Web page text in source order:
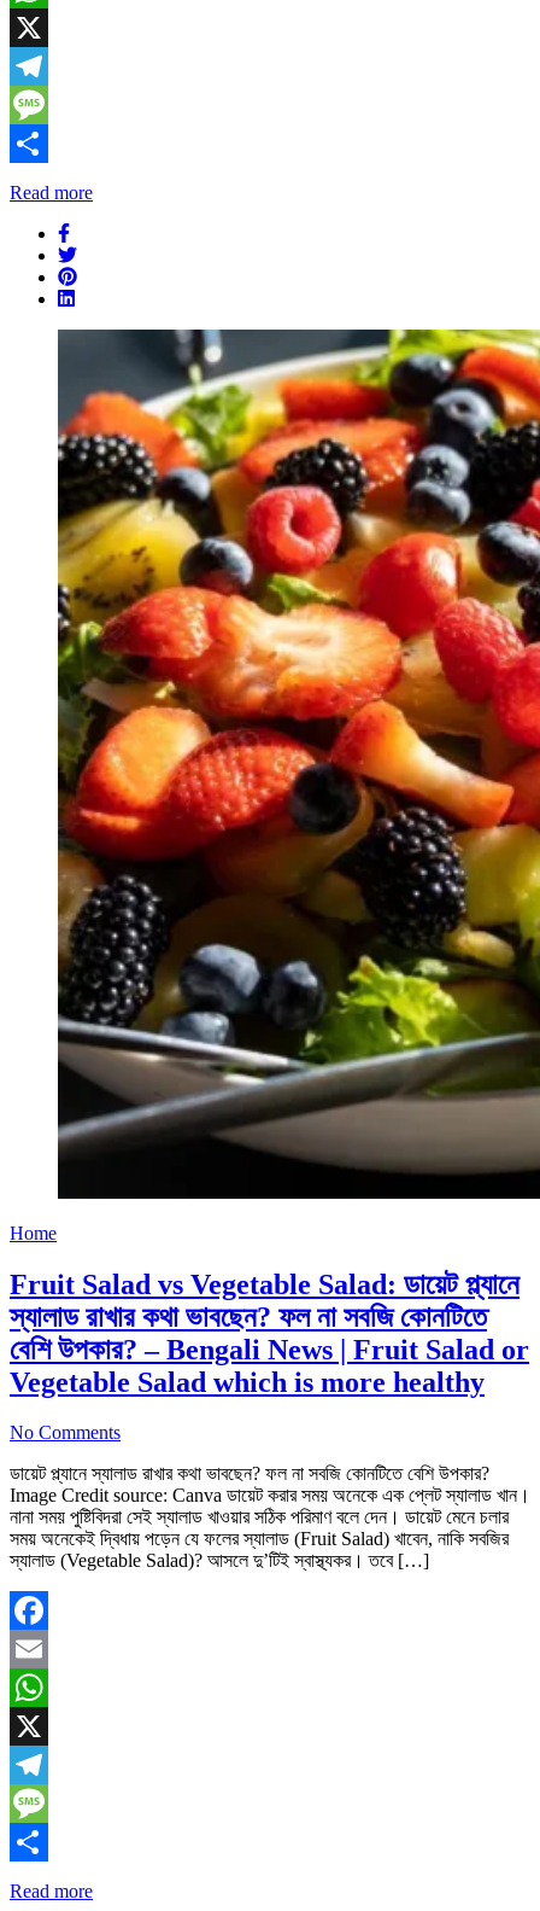
WhatsApp
X
Telegram
Message
Share
Read more
Home
Fruit Salad vs Vegetable Salad: ডায়েট প্ল্যানে
স্যালাড রাখার কথা ভাবছেন? ফল না সবজি কোনটিতে
বেশি উপকার? – Bengali News | Fruit Salad or
Vegetable Salad which is more healthy
No Comments
ডায়েট প্ল্যানে স্যালাড রাখার কথা ভাবছেন? ফল না সবজি কোনটিতে বেশি উপকার?
Image Credit source: Canva ডায়েট করার সময় অনেকে এক প্লেট স্যালাড খান।
নানা সময় পুষ্টিবিদরা সেই স্যালাড খাওয়ার সঠিক পরিমাণ বলে দেন। ডায়েট মেনে চলার
সময় অনেকেই দ্বিধায় পড়েন যে ফলের স্যালাড (Fruit Salad) খাবেন, নাকি সবজির
স্যালাড (Vegetable Salad)? আসলে দু’টিই স্বাস্থ্যকর। তবে […]
Facebook
Email
WhatsApp
X
Telegram
Message
Share
Read more